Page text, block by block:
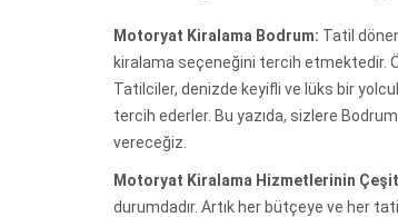
Motoryat Kiralama Bodrum: Tatil
kiralama seçeneğini tercih etmektedir.
Tatilciler, denizde keyifli ve lüks bir
tercih ederler. Bu yazıda, sizlere
vereceğiz.
Motoryat Kiralama Hizmetlerinin
durumdadır. Artık her bütçeye ve her